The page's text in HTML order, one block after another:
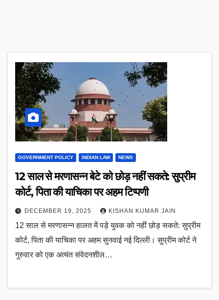
GOVERNMENT POLICY INDIAN LAW NEWS
12 साल से मरणासन्न बेटे को छोड़ नहीं सकते: सुप्रीम
कोर्ट, पिता की याचिका पर अहम टिप्पणी
DECEMBER 19, 2025 KISHAN KUMAR JAIN
12 साल से मरणासन्न हालत में पड़े युवक को नहीं छोड़ सकते: सुप्रीम
कोर्ट, पिता की याचिका पर अहम सुनवाई नई दिल्ली। सुप्रीम कोर्ट ने
गुरुवार को एक अत्यंत संवेदनशील…